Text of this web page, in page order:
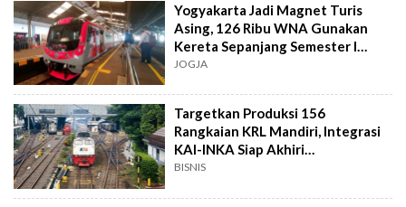
Yogyakarta Jadi Magnet Turis
Asing, 126 Ribu WNA Gunakan
Kereta Sepanjang Semester I
2026
JOGJA
Targetkan Produksi 156
Rangkaian KRL Mandiri, Integrasi
KAI-INKA Siap Akhiri
Ketergantungan Impor!
BISNIS